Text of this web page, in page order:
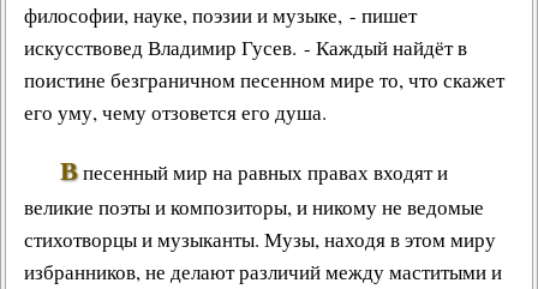
философии, науке, поэзии и музыке, - пишет
искусствовед Владимир Гусев. - Каждый найдёт в
поистине безграничном песенном мире то, что скажет
его уму, чему отзовется его душа.
Впесенный мир на равных правах входят и
великие поэты и композиторы, и никому не ведомые
стихотворцы и музыканты. Музы, находя в этом миру
избранников, не делают различий между маститыми и